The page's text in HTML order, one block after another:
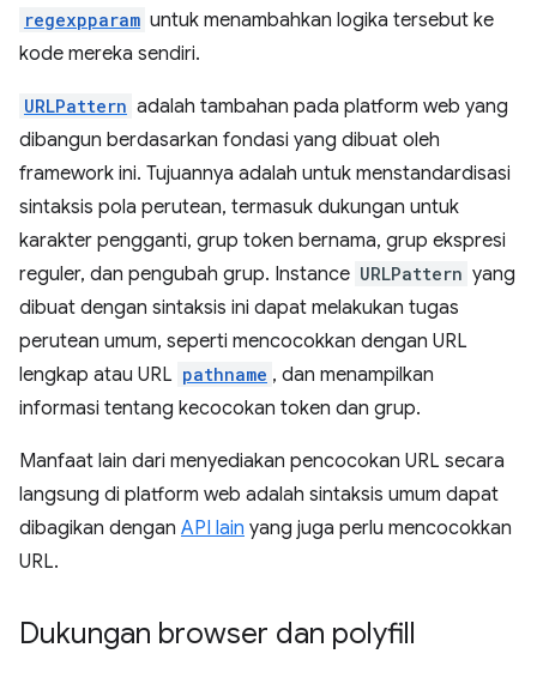
regexpparam untuk menambahkan logika tersebut ke
kode mereka sendiri.
URLPattern adalah tambahan pada platform web yang
dibangun berdasarkan fondasi yang dibuat oleh
framework ini. Tujuannya adalah untuk menstandardisasi
sintaksis pola perutean, termasuk dukungan untuk
karakter pengganti, grup token bernama, grup ekspresi
reguler, dan pengubah grup. Instance URLPattern yang
dibuat dengan sintaksis ini dapat melakukan tugas
perutean umum, seperti mencocokkan dengan URL
lengkap atau URL pathname , dan menampilkan
informasi tentang kecocokan token dan grup.
Manfaat lain dari menyediakan pencocokan URL secara
langsung di platform web adalah sintaksis umum dapat
dibagikan dengan API lain yang juga perlu mencocokkan
URL.
Dukungan browser dan polyfill